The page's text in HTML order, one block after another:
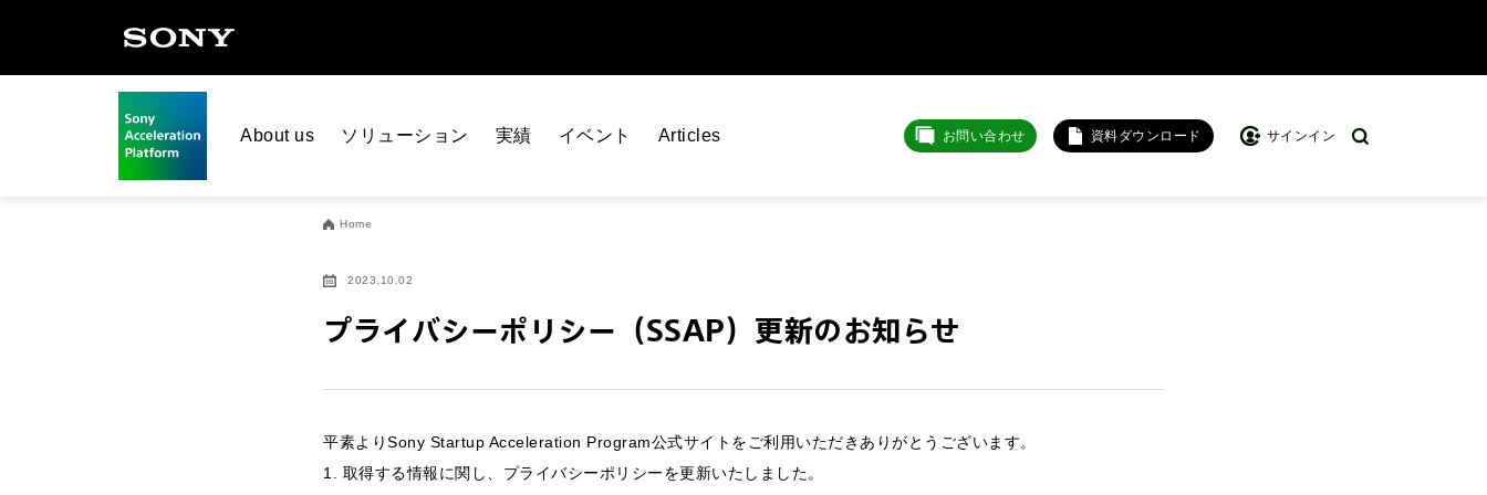
About us ソリューション 実績 イベント Articles お問い合わせ 資料ダウンロード サインイン
Home
2023.10.02
プライバシーポリシー（SSAP）更新のお知らせ
平素よりSony Startup Acceleration Program公式サイトをご利用いただきありがとうございます。
1. 取得する情報に関し、プライバシーポリシーを更新いたしました。